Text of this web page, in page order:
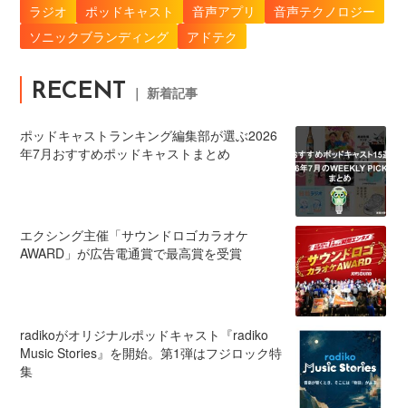
ラジオ ポッドキャスト 音声アプリ
音声テクノロジー
ソニックブランディング
アドテク
RECENT ｜ 新着記事
ポッドキャストランキング編集部が選ぶ2026
年7月おすすめポッドキャストまとめ
エクシング主催「サウンドロゴカラオケ
AWARD」が広告電通賞で最高賞を受賞
radikoがオリジナルポッドキャスト『radiko
Music Stories』を開始。第1弾はフジロック特
集